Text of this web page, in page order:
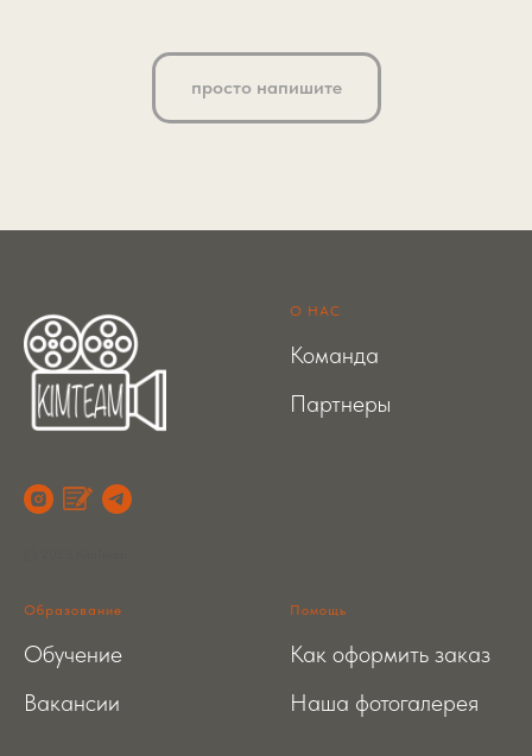
просто напишите
О НАС
Команда
Партнеры
Образование
Обучение
Вакансии
Помощь
Как оформить заказ
Наша фотогалерея